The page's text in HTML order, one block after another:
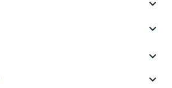



